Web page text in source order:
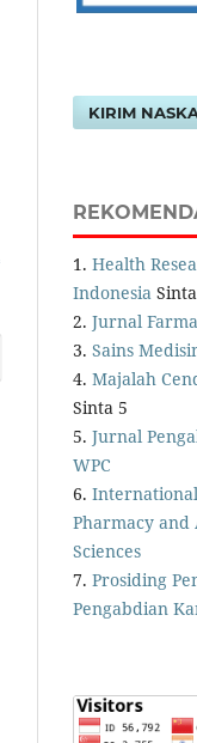
KIRIM
1. Health
Indonesia
2. Jurnal
3. Sains
4. Majalah
Sinta 5
5. Jurnal
WPC
6.
Pharmacy
Sciences
7. Prosiding
Pengabdian